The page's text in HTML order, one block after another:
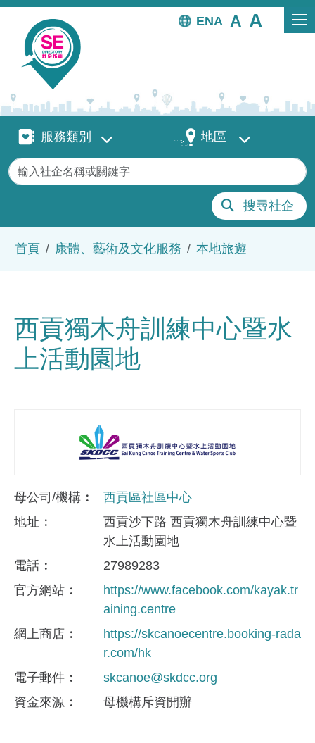
移至主內容
EN
服務類別服務類別 地區 地區
關鍵字
搜尋社企
首頁 康體、藝術及文化服務 本地旅遊
西貢獨木舟訓練中心暨水
上活動園地
母公司/機構
西貢區社區中心
地址
西貢沙下路 西貢獨木舟訓練中心暨
水上活動園地
電話
27989283
官方網站
https://www.facebook.com/kayak.tr
aining.centre
網上商店
https://skcanoecentre.booking-rada
r.com/hk
電子郵件
skcanoe@skdcc.org
資金來​源
母機構斥資開辦